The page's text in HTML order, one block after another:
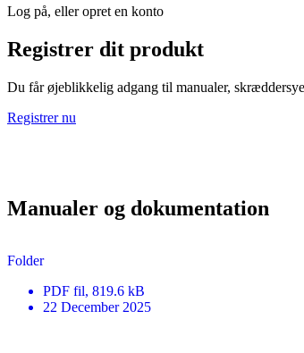
Log på, eller opret en konto
Registrer dit produkt
Du får øjeblikkelig adgang til manualer,
Registrer nu
Manualer og dokumentation
Folder
PDF fil, 819.6 kB
22 December 2025